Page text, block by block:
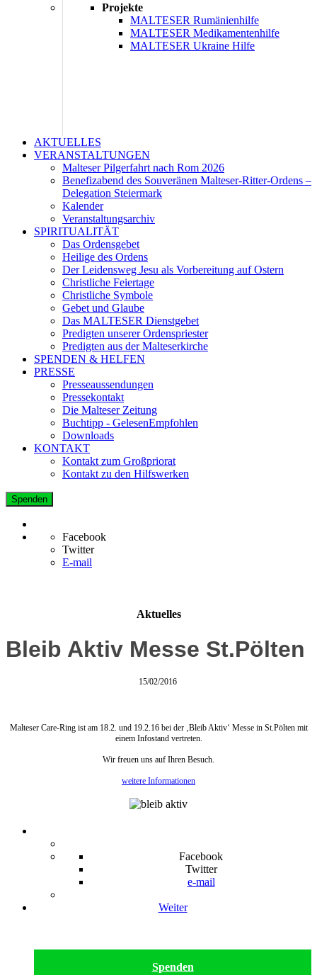
Projekte
MALTESER Rumänienhilfe
MALTESER Medikamentenhilfe
MALTESER Ukraine Hilfe
AKTUELLES
VERANSTALTUNGEN
Malteser Pilgerfahrt nach Rom 2026
Benefizabend des Souveränen Malteser-Ritter-Ordens –
Delegation Steiermark
Kalender
Veranstaltungsarchiv
SPIRITUALITÄT
Das Ordensgebet
Heilige des Ordens
Der Leidensweg Jesu als Vorbereitung auf Ostern
Christliche Feiertage
Christliche Symbole
Gebet und Glaube
Das MALTESER Dienstgebet
Predigten unserer Ordenspriester
Predigten aus der Malteserkirche
SPENDEN & HELFEN
PRESSE
Presseaussendungen
Pressekontakt
Die Malteser Zeitung
Buchtipp - GelesenEmpfohlen
Downloads
KONTAKT
Kontakt zum Großpriorat
Kontakt zu den Hilfswerken
Spenden
Facebook
Twitter
E-mail
Aktuelles
Bleib Aktiv Messe St.Pölten
15/02/2016
Malteser Care-Ring ist am 18.2. und 19.2.16 bei der ‚Bleib Aktiv‘ Messe in St.Pölten mit
einem Infostand vertreten.
Wir freuen uns auf Ihren Besuch.
weitere Informationen
Facebook
Twitter
e-mail
Weiter
Spenden